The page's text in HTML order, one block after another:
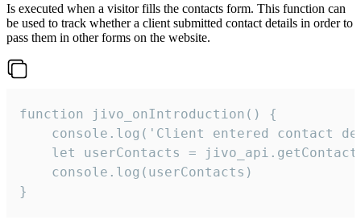
Is executed when a visitor fills the contacts form. This function can
be used to track whether a client submitted contact details in order to
pass them in other forms on the website.
function jivo_onIntroduction() {
console.log('Client entered contact
let userContacts =
    console.log(userContacts)
}